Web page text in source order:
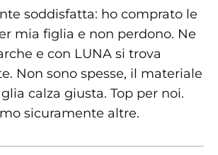
soddisfatta: ho comprato le
mia figlia e non perdono. Ne
e con LUNA si trova
Non sono spesse, il materiale
calza giusta. Top per noi.
sicuramente altre.